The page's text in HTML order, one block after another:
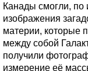
Канады смогли, по
изображения
материи, которые
между собой
получили
измерение её